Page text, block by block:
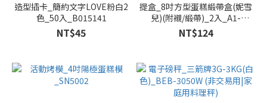
造型插卡_簡約文字LOVE粉白2
色_50入_B015141
NT$45
提盒_8吋方型蛋糕緞帶盒(妮雪
兒)(附襯/緞帶)_2入_A1-
0210841
NT$124